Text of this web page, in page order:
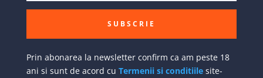
SUBSCRIE
Prin abonarea la newsletter confirm ca am peste 18
ani si sunt de acord cu Termenii si conditiilesite-